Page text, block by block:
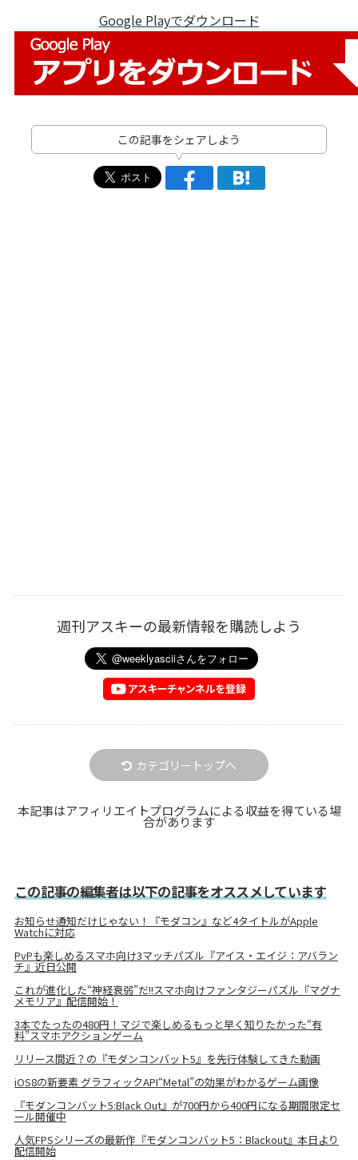
Google Playでダウンロード
この記事をシェアしよう
週刊アスキーの最新情報を購読しよう
カテゴリートップへ
本記事はアフィリエイトプログラムによる収益を得ている場
合があります
この記事の編集者は以下の記事をオススメしています
お知らせ通知だけじゃない！『モダコン』など4タイトルがApple
Watchに対応
PvPも楽しめるスマホ向け3マッチパズル『アイス・エイジ：アバラン
チ』近日公開
これが進化した“神経衰弱”だ!!スマホ向けファンタジーパズル『マグナ
メモリア』配信開始！
3本でたったの480円！マジで楽しめるもっと早く知りたかった“有
料”スマホアクションゲーム
リリース間近？の『モダンコンバット5』を先行体験してきた動画
iOS8の新要素 グラフィックAPI“Metal”の効果がわかるゲーム画像
『モダンコンバット5:Black Out』が700円から400円になる期間限定セ
ール開催中
人気FPSシリーズの最新作『モダンコンバット5：Blackout』本日より
配信開始